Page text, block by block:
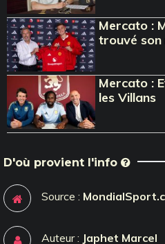
Mercato :
trouvé son
Mercato :
les Villans
D'où provient l'info
Source :
Auteur : Japhet Marcel